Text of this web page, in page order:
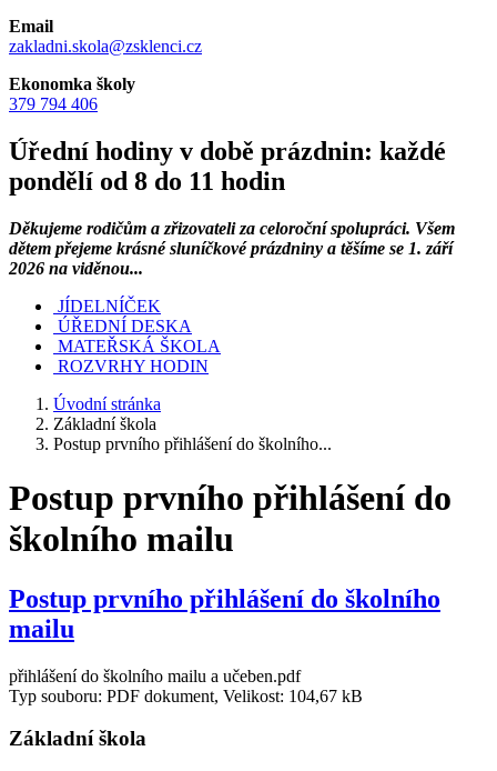
Email
zakladni.skola@zsklenci.cz
Ekonomka školy
379 794 406
Úřední hodiny v době prázdnin: každé
pondělí od 8 do 11 hodin
Děkujeme rodičům a zřizovateli za celoroční spolupráci. Všem
dětem přejeme krásné sluníčkové prázdniny a těšíme se 1. září
2026 na viděnou...
JÍDELNÍČEK
ÚŘEDNÍ DESKA
MATEŘSKÁ ŠKOLA
ROZVRHY HODIN
Úvodní stránka
Základní škola
Postup prvního přihlášení do školního...
Postup prvního přihlášení do
školního mailu
Postup prvního přihlášení do školního
mailu
přihlášení do školního mailu a učeben.pdf
Typ souboru: PDF dokument, Velikost: 104,67 kB
Základní škola